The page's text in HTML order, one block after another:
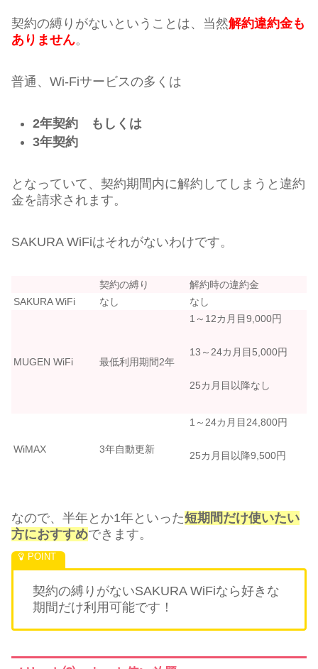
契約の縛りがないということは、当然解約違約金も
ありません。
普通、Wi-Fiサービスの多くは
2年契約 もしくは
3年契約
となっていて、契約期間内に解約してしまうと違約
金を請求されます。
SAKURA WiFiはそれがないわけです。
契約の縛り
解約時の違約金
SAKURA WiFi
なし なし
MUGEN WiFi 最低利用期間2年
1～12カ月目9,000円
13～24カ月目5,000円
25カ月目以降なし
WiMAX 3年自動更新
1～24カ月目24,800円
25カ月目以降9,500円
なので、半年とか1年といった短期間だけ使いたい
方におすすめできます。
契約の縛りがないSAKURA WiFiなら好きな
期間だけ利用可能です！